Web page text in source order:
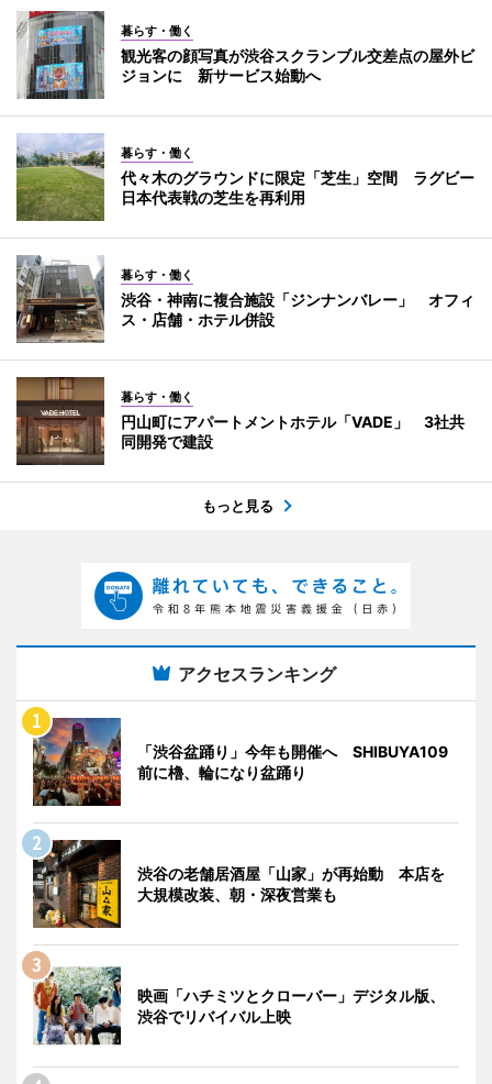
暮らす・働く
観光客の顔写真が渋谷スクランブル交差点の屋外ビ
ジョンに 新サービス始動へ
暮らす・働く
代々木のグラウンドに限定「芝生」空間 ラグビー
日本代表戦の芝生を再利用
暮らす・働く
渋谷・神南に複合施設「ジンナンバレー」 オフィ
ス・店舗・ホテル併設
暮らす・働く
円山町にアパートメントホテル「VADE」 3社共
同開発で建設
もっと見る
アクセスランキング
「渋谷盆踊り」今年も開催へ SHIBUYA109
前に櫓、輪になり盆踊り
渋谷の老舗居酒屋「山家」が再始動 本店を
大規模改装、朝・深夜営業も
映画「ハチミツとクローバー」デジタル版、
渋谷でリバイバル上映